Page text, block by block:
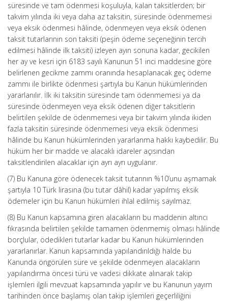
süresinde ve tam ödenmesi koşuluyla, kalan taksitlerden; bir
takvim yılında iki veya daha az taksitin, süresinde ödenmemesi
veya eksik ödenmesi hâlinde, ödenmeyen veya eksik ödenen
taksit tutarlarının son taksiti (peşin ödeme seçeneğinin tercih
edilmesi hâlinde ilk taksiti) izleyen ayın sonuna kadar, gecikilen
her ay ve kesri için 6183 sayılı Kanunun 51 inci maddesine göre
belirlenen gecikme zammı oranında hesaplanacak geç ödeme
zammı ile birlikte ödenmesi şartıyla bu Kanun hükümlerinden
yararlanılır. İlk iki taksitin süresinde tam ödenmemesi ya da
süresinde ödenmeyen veya eksik ödenen diğer taksitlerin
belirtilen şekilde de ödenmemesi veya bir takvim yılında ikiden
fazla taksitin süresinde ödenmemesi veya eksik ödenmesi
hâlinde bu Kanun hükümlerinden yararlanma hakkı kaybedilir. Bu
hüküm her bir madde ve alacaklı idareler açısından
taksitlendirilen alacaklar için ayrı ayrı uygulanır.
(7) Bu Kanuna göre ödenecek taksit tutarının %10’unu aşmamak
şartıyla 10 Türk lirasına (bu tutar dâhil) kadar yapılmış eksik
ödemeler için bu Kanun hükümleri ihlal edilmiş sayılmaz.
(8) Bu Kanun kapsamına giren alacakların bu maddenin altıncı
fıkrasında belirtilen şekilde tamamen ödenmemiş olması hâlinde
borçlular, ödedikleri tutarlar kadar bu Kanun hükümlerinden
yararlanırlar. Kanun kapsamında yapılandırıldığı halde bu
Kanunda öngörülen süre ve şekilde ödenmeyen alacakların
yapılandırma öncesi türü ve vadesi dikkate alınarak takip
işlemleri ilgili mevzuat kapsamında yapılır ve bu Kanunun yayım
tarihinden önce başlamış olan takip işlemleri geçerliliğini